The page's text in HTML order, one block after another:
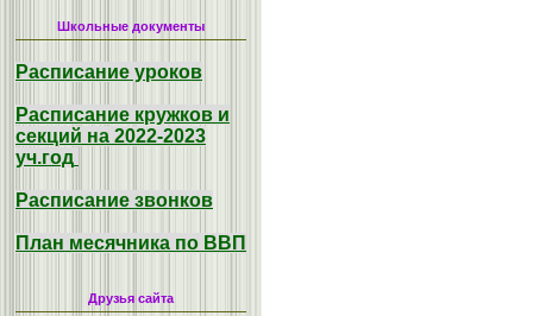
Школьные документы
Расписание уроков
Расписание кружков и
секций на 2022-2023
уч.год
Расписание звонков
План месячника по ВВП
Друзья сайта